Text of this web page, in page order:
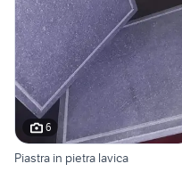
6
Piastra in pietra lavica